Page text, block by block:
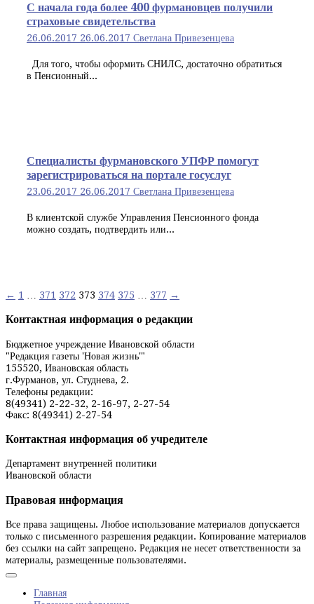
С начала года более 400 фурмановцев получили
страховые свидетельства
26.06.2017 26.06.2017 Светлана Привезенцева
Для того, чтобы оформить СНИЛС, достаточно обратиться
в Пенсионный...
Специалисты фурмановского УПФР помогут
зарегистрироваться на портале госуслуг
23.06.2017 26.06.2017 Светлана Привезенцева
В клиентской службе Управления Пенсионного фонда
можно создать, подтвердить или...
Навигация
по
← 1 371 372 373 374 375 377 →
Контактная информация о редакции
Бюджетное учреждение Ивановской области
"Редакция газеты 'Новая жизнь'"
155520, Ивановская область
г.Фурманов, ул. Студнева, 2.
Телефоны редакции:
8(49341) 2-22-32, 2-16-97, 2-27-54
Факс: 8(49341) 2-27-54
Контактная информация об учредителе
Департамент внутренней политики
Ивановской области
Правовая информация
Все права защищены. Любое использование материалов допускается
только с письменного разрешения редакции. Копирование материалов
без ссылки на сайт запрещено. Редакция не несет ответственности за
материалы, размещенные пользователями.
Главная